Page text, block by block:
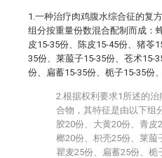
1.一种治疗肉鸡腹水综合征的复
组分按重量份数混合配制而成：
皮15-35份、陈皮15-45份、猪苓
35份、莱菔子15-35份、苍术15-
份、扁蓄15-35份、栀子15-35份
2.根据权利要求1所述的
合物，其特征是由以下组
胶20份、大黄20份、青
榔20份、枳壳25份、莱菔
瞿麦25份、扁蓄25份、栀